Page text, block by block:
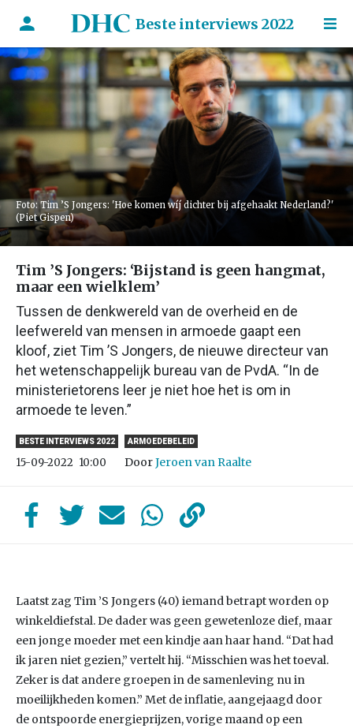
Beste interviews 2022
Foto: Tim ’S Jongers: 'Hoe komen wíj dichter bij afgehaakt Nederland?'
(Piet Gispen)
Tim ’S Jongers: ‘Bijstand is geen hangmat,
maar een wielklem’
Tussen de denkwereld van de overheid en de
leefwereld van mensen in armoede gaapt een
kloof, ziet Tim ’S Jongers, de nieuwe directeur van
het wetenschappelijk bureau van de PvdA. “In de
ministerietorens leer je niet hoe het is om in
armoede te leven.”
BESTE INTERVIEWS 2022 ARMOEDEBELEID
15-09-2022 10:00 DoorJeroen van Raalte
Laatst zag Tim ’S Jongers (40) iemand betrapt worden op
winkeldiefstal. De dader was geen gewetenloze dief, maar
een jonge moeder met een kindje aan haar hand. “Dat had
ik jaren niet gezien,” vertelt hij. “Misschien was het toeval.
Zeker is dat andere groepen in de samenleving nu in
moeilijkheden komen.” Met de inflatie, aangejaagd door
de ontspoorde energieprijzen, vorige maand op een